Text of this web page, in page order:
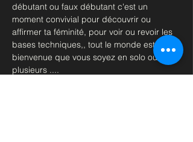
débutant ou faux débutant c'est un
moment convivial pour découvrir ou
affirmer ta féminité, pour voir ou revoir les
bases techniques,, tout le monde est le
bienvenue que vous soyez en solo ou à
plusieurs ....